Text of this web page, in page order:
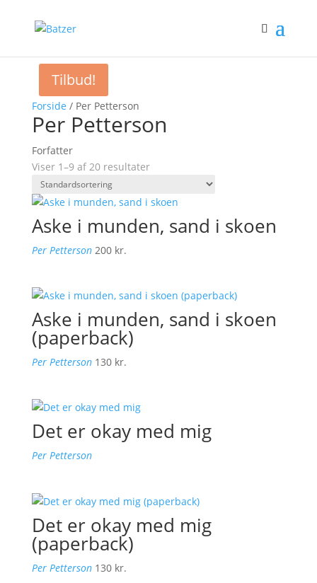
Forside / Per Petterson
Per Petterson
Forfatter
Viser 1–9 af 20 resultater
Aske i munden, sand i skoen
Per Petterson 200 kr.
Aske i munden, sand i skoen
(paperback)
Per Petterson 130 kr.
Det er okay med mig
Per Petterson
Det er okay med mig
(paperback)
Per Petterson 130 kr.
Tilbud!